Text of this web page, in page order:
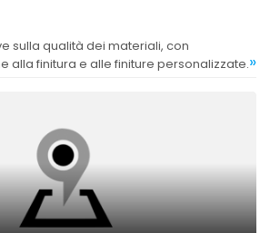
alla finitura e alle finiture personalizzate.»